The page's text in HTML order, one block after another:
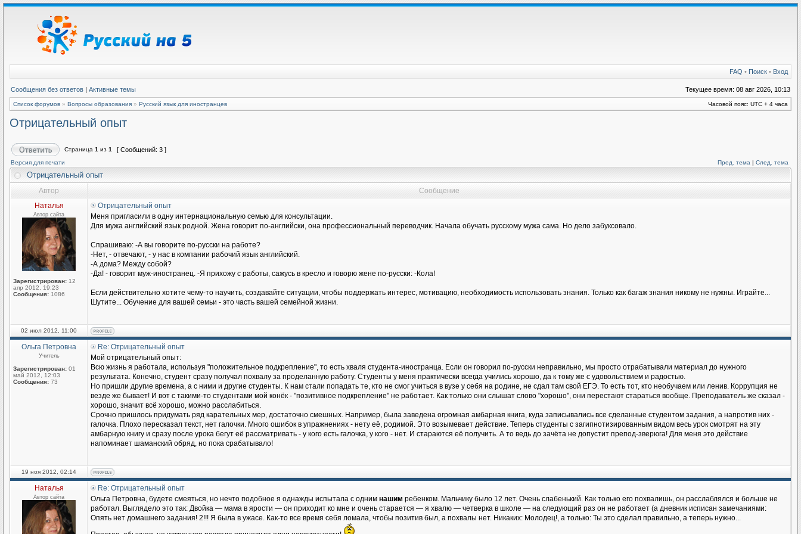
FAQ • Поиск • Вход
Сообщения без ответов | Активные темы Текущее время: 08 авг 2026, 10:13
Список форумов » Вопросы образования » Русский язык для иностранцев Часовой пояс: UTC + 4 часа
Отрицательный опыт
Страница 1 из 1 [ Сообщений: 3 ]
Версия для печати Пред. тема | След. тема
Отрицательный опыт
Автор
Сообщение
Наталья
Автор сайта
Зарегистрирован: 12
апр 2012, 19:23
Сообщения: 1086
Отрицательный опыт
Меня пригласили в одну интернациональную семью для консультации.
Для мужа английский язык родной. Жена говорит по-английски, она профессиональный переводчик. Начала обучать русскому мужа сама. Но дело забуксовало.
Спрашиваю: -А вы говорите по-русски на работе?
-Нет, - отвечают, - у нас в компании рабочий язык английский.
-А дома? Между собой?
-Да! - говорит муж-иностранец. -Я прихожу с работы, сажусь в кресло и говорю жене по-русски: -Кола!
Если действительно хотите чему-то научить, создавайте ситуации, чтобы поддержать интерес, мотивацию, необходимость использовать знания. Только как багаж знания никому не нужны. Играйте...
Шутите... Обучение для вашей семьи - это часть вашей семейной жизни.
02 июл 2012, 11:00
Ольга Петровна
Учитель
Зарегистрирован: 01
май 2012, 12:03
Сообщения: 73
Re: Отрицательный опыт
Мой отрицательный опыт:
Всю жизнь я работала, используя "положительное подкрепление", то есть хваля студента-иностранца. Если он говорил по-русски неправильно, мы просто отрабатывали материал до нужного
результата. Конечно, студент сразу получал похвалу за проделанную работу. Студенты у меня практически всегда учились хорошо, да к тому же с удовольствием и радостью.
Но пришли другие времена, а с ними и другие студенты. К нам стали попадать те, кто не смог учиться в вузе у себя на родине, не сдал там свой ЕГЭ. То есть тот, кто необучаем или ленив. Коррупция не
везде же бывает! И вот с такими-то студентами мой конёк - "позитивное подкрепление" не работает. Как только они слышат слово "хорошо", они перестают стараться вообще. Преподаватель же сказал -
хорошо, значит всё хорошо, можно расслабиться.
Срочно пришлось придумать ряд карательных мер, достаточно смешных. Например, была заведена огромная амбарная книга, куда записывались все сделанные студентом задания, а напротив них -
галочка. Плохо пересказал текст, нет галочки. Много ошибок в упражнениях - нету её, родимой. Это возымевает действие. Теперь студенты с загипнотизированным видом весь урок смотрят на эту
амбарную книгу и сразу после урока бегут её рассматривать - у кого есть галочка, у кого - нет. И стараются её получить. А то ведь до зачёта не допустит препод-зверюга! Для меня это действие
напоминает шаманский обряд, но пока срабатывало!
19 ноя 2012, 02:14
Наталья
Автор сайта
Re: Отрицательный опыт
Ольга Петровна, будете смеяться, но нечто подобное я однажды испытала с одним нашим ребенком. Мальчику было 12 лет. Очень слабенький. Как только его похвалишь, он расслаблялся и больше не
работал. Выглядело это так: Двойка — мама в ярости — он приходит ко мне и очень старается — я хвалю — четверка в школе — на следующий раз он не работает (а дневник исписан замечаниями:
Опять нет домашнего задания! 2!!! Я была в ужасе. Как-то все время себя ломала, чтобы позитив был, а похвалы нет. Никаких: Молодец!, а только: Ты это сделал правильно, а теперь нужно...